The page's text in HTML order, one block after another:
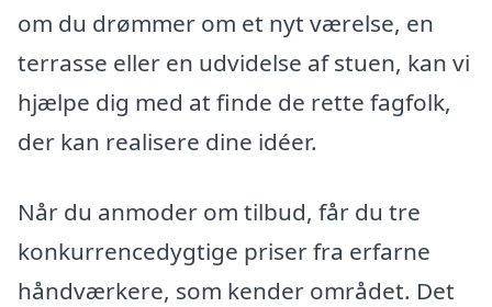
om du drømmer om et nyt værelse, en
terrasse eller en udvidelse af stuen, kan vi
hjælpe dig med at finde de rette fagfolk,
der kan realisere dine idéer.
Når du anmoder om tilbud, får du tre
konkurrencedygtige priser fra erfarne
håndværkere, som kender området. Det